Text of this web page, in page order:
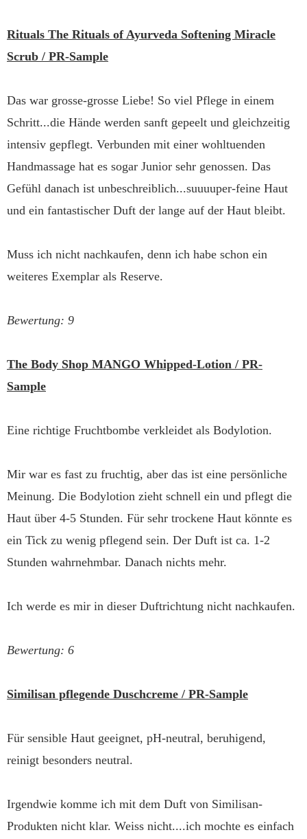
Rituals The Rituals of Ayurveda Softening Miracle
Scrub / PR-Sample
Das war grosse-grosse Liebe! So viel Pflege in einem
Schritt...die Hände werden sanft gepeelt und gleichzeitig
intensiv gepflegt. Verbunden mit einer wohltuenden
Handmassage hat es sogar Junior sehr genossen. Das
Gefühl danach ist unbeschreiblich...suuuuper-feine Haut
und ein fantastischer Duft der lange auf der Haut bleibt.
Muss ich nicht nachkaufen, denn ich habe schon ein
weiteres Exemplar als Reserve.
Bewertung: 9
The Body Shop MANGO Whipped-Lotion / PR-
Sample
Eine richtige Fruchtbombe verkleidet als Bodylotion.
Mir war es fast zu fruchtig, aber das ist eine persönliche
Meinung. Die Bodylotion zieht schnell ein und pflegt die
Haut über 4-5 Stunden. Für sehr trockene Haut könnte es
ein Tick zu wenig pflegend sein. Der Duft ist ca. 1-2
Stunden wahrnehmbar. Danach nichts mehr.
Ich werde es mir in dieser Duftrichtung nicht nachkaufen.
Bewertung: 6
Similisan pflegende Duschcreme / PR-Sample
Für sensible Haut geeignet, pH-neutral, beruhigend,
reinigt besonders neutral.
Irgendwie komme ich mit dem Duft von Similisan-
Produkten nicht klar. Weiss nicht....ich mochte es einfach